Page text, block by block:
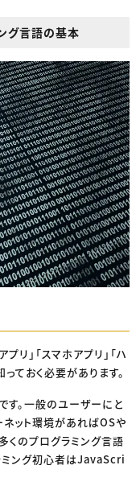
グ言語の基本
リ」「スマホアプリ」「ハ
ておく必要があります。
す。一般のユーザーにと
ネット環境があればOSや
くのプログラミング言語
ミング初心者はJavaScri